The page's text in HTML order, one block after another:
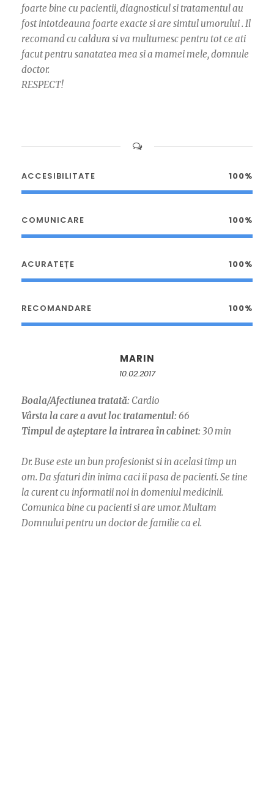
foarte bine cu pacientii, diagnosticul si tratamentul au
fost intotdeauna foarte exacte si are simtul umorului . Il
recomand cu caldura si va multumesc pentru tot ce ati
facut pentru sanatatea mea si a mamei mele, domnule
doctor.
RESPECT!
ACCESIBILITATE 100%
COMUNICARE 100%
ACURATEȚE 100%
RECOMANDARE 100%
MARIN
10.02.2017
Boala/Afectiunea tratată: Cardio
Vârsta la care a avut loc tratamentul: 66
Timpul de așteptare la intrarea în cabinet: 30 min
Dr. Buse este un bun profesionist si in acelasi timp un
om. Da sfaturi din inima caci ii pasa de pacienti. Se tine
la curent cu informatii noi in domeniul medicinii.
Comunica bine cu pacienti si are umor. Multam
Domnului pentru un doctor de familie ca el.